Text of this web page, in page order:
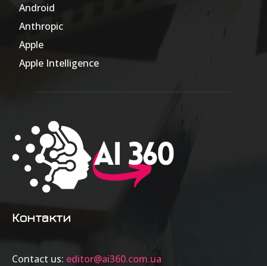
Android
Anthropic
Apple
Apple Intelligence
Контакти
Contact us: editor@ai360.com.ua